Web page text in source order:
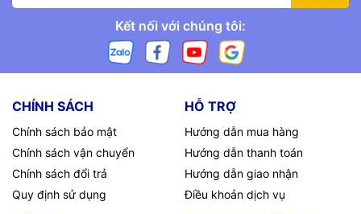
Kết nối với chúng tôi:
CHÍNH SÁCH
Chính sách bảo mật
Chính sách vận chuyển
Chính sách đổi trả
Quy định sử dụng
HỖ TRỢ
Hướng dẫn mua hàng
Hướng dẫn thanh toán
Hướng dẫn giao nhận
Điều khoản dịch vụ